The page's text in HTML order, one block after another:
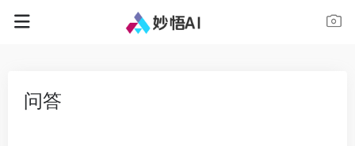
问答